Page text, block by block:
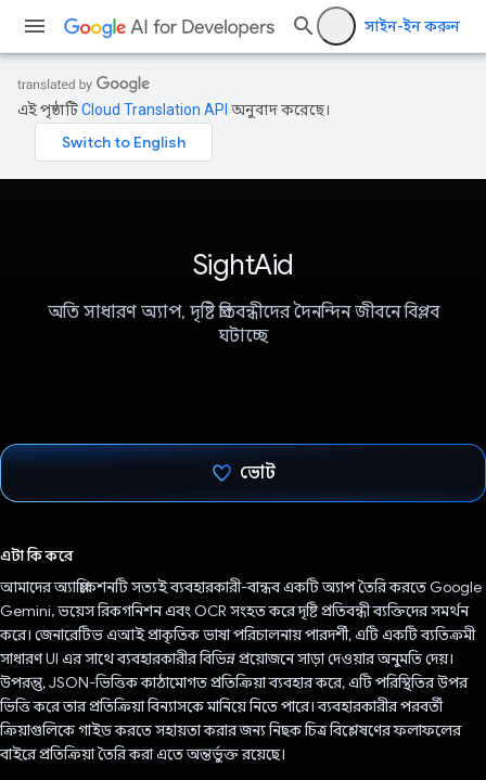
সাইন-ইন করুন
এই পৃষ্ঠাটিCloud Translation API অনুবাদ করেছে।
SightAid
অতি সাধারণ অ্যাপ, দৃষ্টি প্রতিবন্ধীদের দৈনন্দিন জীবনে বিপ্লব
ঘটাচ্ছে
ভোট
এটা কি করে
আমাদের অ্যাপ্লিকেশনটি সত্যই ব্যবহারকারী-বান্ধব একটি অ্যাপ তৈরি করতে Google
Gemini, ভয়েস রিকগনিশন এবং OCR সংহত করে দৃষ্টি প্রতিবন্ধী ব্যক্তিদের সমর্থন
করে। জেনারেটিভ এআই প্রাকৃতিক ভাষা পরিচালনায় পারদর্শী, এটি একটি ব্যতিক্রমী
সাধারণ UI এর সাথে ব্যবহারকারীর বিভিন্ন প্রয়োজনে সাড়া দেওয়ার অনুমতি দেয়।
উপরন্তু, JSON-ভিত্তিক কাঠামোগত প্রতিক্রিয়া ব্যবহার করে, এটি পরিস্থিতির উপর
ভিত্তি করে তার প্রতিক্রিয়া বিন্যাসকে মানিয়ে নিতে পারে। ব্যবহারকারীর পরবর্তী
ক্রিয়াগুলিকে গাইড করতে সহায়তা করার জন্য নিছক চিত্র বিশ্লেষণের ফলাফলের
বাইরে প্রতিক্রিয়া তৈরি করা এতে অন্তর্ভুক্ত রয়েছে।